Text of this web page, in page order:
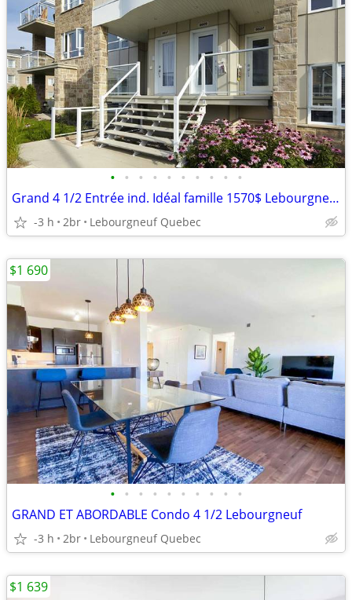
• • • • • • • • • •
Grand 4 1/2 Entrée ind. Idéal famille 1570$ Lebourgneuf
-3 h 2br Lebourgneuf Quebec
• • • • • • • • • •
GRAND ET ABORDABLE Condo 4 1/2 Lebourgneuf
-3 h 2br Lebourgneuf Quebec
$1 690
$1 639